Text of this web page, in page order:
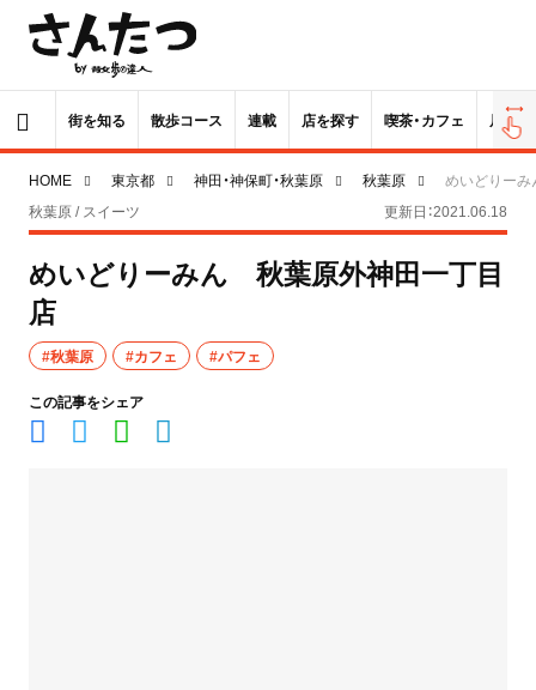
街を知る 散歩コース 連載 店を探す 喫茶・カフェ 居酒屋
HOME 東京都 神田・神保町・秋葉原 秋葉原
めいどりー
秋葉原 / スイーツ
更新日：2021.06.18
めいどりーみん 秋葉原外神田一丁目
店
#秋葉原 #カフェ #パフェ
この記事をシェア